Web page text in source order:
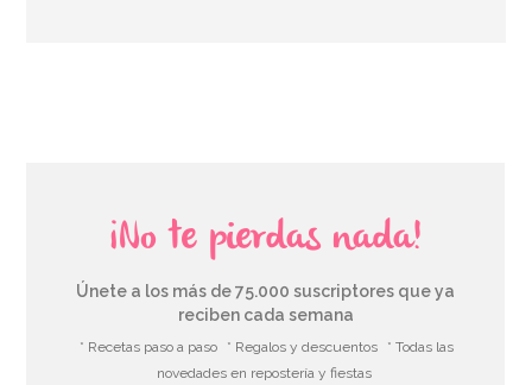
¡No te pierdas nada!
Únete a los más de 75.000 suscriptores que ya
reciben cada semana
* Recetas paso a paso * Regalos y descuentos
* Todas las
novedades en repostería y fiestas